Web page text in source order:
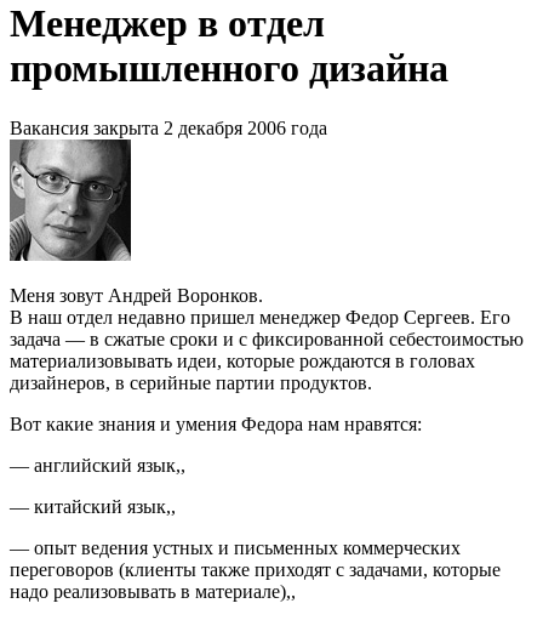
Менеджер в отдел
промышленного дизайна
Вакансия закрыта 2 декабря 2006 года
Меня зовут Андрей Воронков.
В наш отдел недавно пришел менеджер Федор Сергеев. Его
задача — в сжатые сроки и с фиксированной себестоимостью
материализовывать идеи, которые рождаются в головах
дизайнеров, в серийные партии продуктов.
Вот какие знания и умения Федора нам нравятся:
— английский язык,,
— китайский язык,,
— опыт ведения устных и письменных коммерческих
переговоров (клиенты также приходят с задачами, которые
надо реализовывать в материале),,